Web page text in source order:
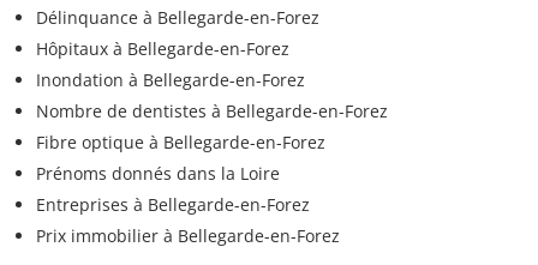
Délinquance à Bellegarde-en-Forez
Hôpitaux à Bellegarde-en-Forez
Inondation à Bellegarde-en-Forez
Nombre de dentistes à Bellegarde-en-Forez
Fibre optique à Bellegarde-en-Forez
Prénoms donnés dans la Loire
Entreprises à Bellegarde-en-Forez
Prix immobilier à Bellegarde-en-Forez